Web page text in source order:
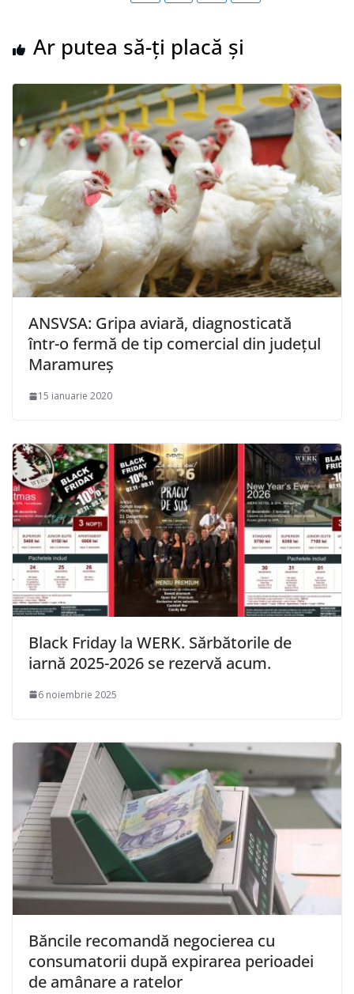
Ar putea să-ți placă și
ANSVSA: Gripa aviară, diagnosticată
într-o fermă de tip comercial din judeţul
Maramureş
15 ianuarie 2020
Black Friday la WERK. Sărbătorile de
iarnă 2025-2026 se rezervă acum.
6 noiembrie 2025
Băncile recomandă negocierea cu
consumatorii după expirarea perioadei
de amânare a ratelor